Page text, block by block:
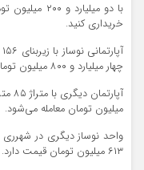
خریداری کنید.
چهار میلیارد و ۸۰۰ میلیون تومان به فروش می‌رسد.
میلیون تومان معامله می‌شود.
۶۱۳ میلیون تومان قیمت دارد.